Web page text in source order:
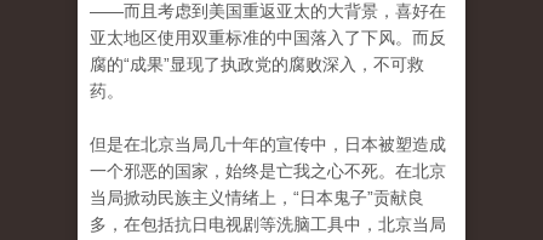
——而且考虑到美国重返亚太的大背景，喜好在
亚太地区使用双重标准的中国落入了下风。而反
腐的“成果”显现了执政党的腐败深入，不可救
药。
但是在北京当局几十年的宣传中，日本被塑造成
一个邪恶的国家，始终是亡我之心不死。在北京
当局掀动民族主义情绪上，“日本鬼子”贡献良
多，在包括抗日电视剧等洗脑工具中，北京当局